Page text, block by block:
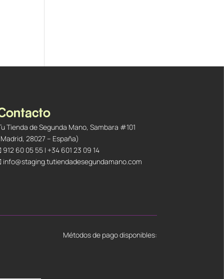
Tienda de Segunda Mano, Sambara #101
28027 – España)
912 60 05 55| +34 601 23 09 14
info@staging.tutiendadesegundamano.com
Métodos de pago disponibles: